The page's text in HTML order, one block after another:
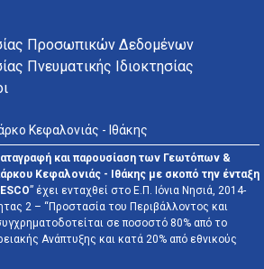
Προσωπικών Δεδομένων
Πνευματικής Ιδιοκτησίας
Κεφαλονιάς - Ιθάκης
και παρουσίαση των Γεωτόπων &
Κεφαλονιάς - Ιθάκης με σκοπό την ένταξη
” έχει ενταχθεί στο Ε.Π. Ιόνια Νησιά, 2014-
2 – “Προστασία του Περιβάλλοντος και
σε ποσοστό 80% από το
Ανάπτυξης και κατά 20% από εθνικούς